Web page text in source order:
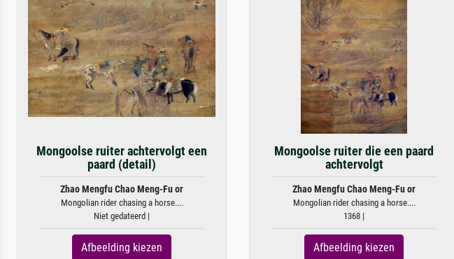
Mongoolse ruiter achtervolgt een
paard (detail)
Zhao Mengfu Chao Meng-Fu or
Mongolian rider chasing a horse....
Niet gedateerd |
Afbeelding kiezen
Mongoolse ruiter die een paard
achtervolgt
Zhao Mengfu Chao Meng-Fu or
Mongolian rider chasing a horse....
1368 |
Afbeelding kiezen